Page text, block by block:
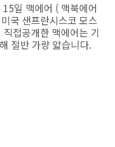
일 맥에어 ( 맥북에어
국 샌프란시스코 모스
접공개한 맥에어는 기
절반 가량 얇습니다.